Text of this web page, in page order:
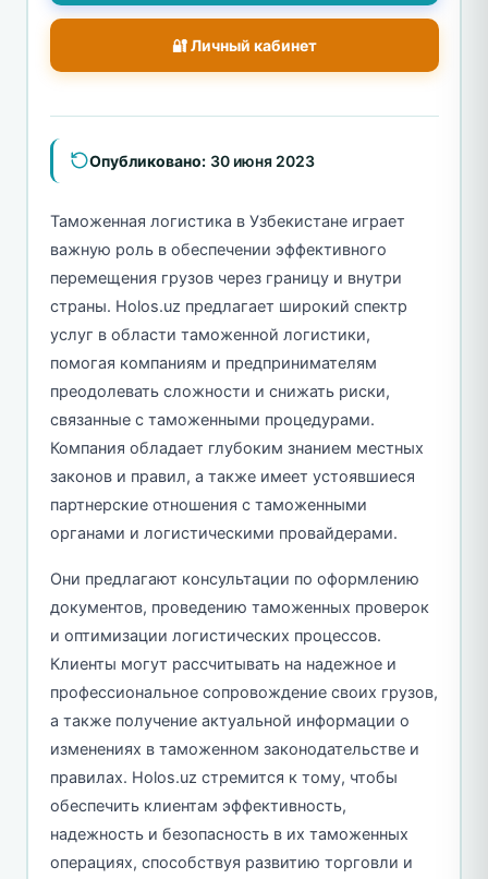
🔐 Личный кабинет
Опубликовано: 30 июня 2023
Таможенная логистика в Узбекистане играет
важную роль в обеспечении эффективного
перемещения грузов через границу и внутри
страны. Holos.uz предлагает широкий спектр
услуг в области таможенной логистики,
помогая компаниям и предпринимателям
преодолевать сложности и снижать риски,
связанные с таможенными процедурами.
Компания обладает глубоким знанием местных
законов и правил, а также имеет устоявшиеся
партнерские отношения с таможенными
органами и логистическими провайдерами.
Они предлагают консультации по оформлению
документов, проведению таможенных проверок
и оптимизации логистических процессов.
Клиенты могут рассчитывать на надежное и
профессиональное сопровождение своих грузов,
а также получение актуальной информации о
изменениях в таможенном законодательстве и
правилах. Holos.uz стремится к тому, чтобы
обеспечить клиентам эффективность,
надежность и безопасность в их таможенных
операциях, способствуя развитию торговли и